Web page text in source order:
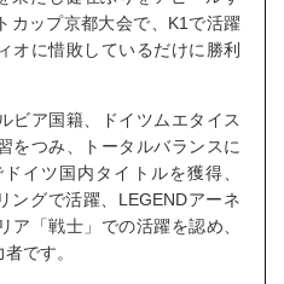
カップ京都大会で、K1で活躍
オに惜敗しているだけに勝利
ビア国籍、ドイツムエタイス
をつみ、トータルバランスに
イツ国内タイトルを獲得、
ングで活躍、 LEGENDアーネ
ア「戦士」での活躍を認め、
です。